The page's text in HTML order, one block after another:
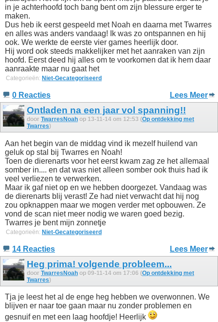
in je achterhoofd toch bang bent om zijn blessure erger te
maken.
Dus heb ik eerst gespeeld met Noah en daarna met Twarres
en alles was anders vandaag! Ik was zo ontspannen en hij
ook. We werkte de eerste vier games heerlijk door.
Hij word ook steeds makkelijker met het aanraken van zijn
hoofd. Eerst deed hij alles om te voorkomen dat ik hem daar
aanraakte maar nu gaat het
Categorieën: Niet-Gecategoriseerd
0 Reacties Lees Meer
Ontladen na een jaar vol spanning!!
door TwarresNoah op 13-11-14 om 12:53 (Op ontdekking met
Twarres)
Aan het begin van de middag vind ik mezelf huilend van
geluk op stal bij Twarres en Noah!
Toen de dierenarts voor het eerst kwam zag ze het allemaal
somber in.... en dat was niet alleen somber ook thuis had ik
veel verliezen te verwerken.
Maar ik gaf niet op en we hebben doorgezet. Vandaag was
de dierenarts blij verast! Ze had niet verwacht dat hij nog
zou opknappen maar we mogen verder met opbouwen. Ze
vond de scan niet meer nodig we waren goed bezig.
Twarres je bent mijn zonnetje
Categorieën: Niet-Gecategoriseerd
14 Reacties Lees Meer
Heg prima! volgende probleem...
door TwarresNoah op 09-11-14 om 17:06 (Op ontdekking met
Twarres)
Tja je leest het al de enge heg hebben we overwonnen. We
blijven er naar toe gaan maar nu zonder problemen en
gesnuif en met een laag hoofdje! Heerlijk